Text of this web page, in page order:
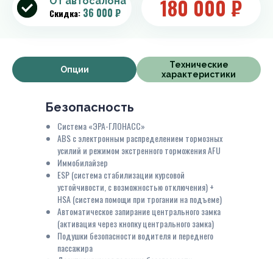
Скидка: 36 000 ₽ 180 000₽
Опции
Технические
характеристики
Безопасность
Система «ЭРА-ГЛОНАСС»
ABS с электронным распределением тормозных
усилий и режимом экстренного торможения AFU
Иммобилайзер
ESP (система стабилизации курсовой
устойчивости, c возможностью отключения) +
HSA (система помощи при трогании на подъеме)
Автоматическое запирание центрального замка
(активация через кнопку центрального замка)
Подушки безопасности водителя и переднего
пассажира